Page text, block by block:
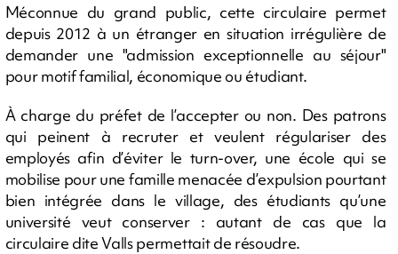
Méconnue du grand public, cette circulaire permet
depuis 2012 à un étranger en situation irrégulière de
demander une "admission exceptionnelle au séjour"
pour motif familial, économique ou étudiant.
À charge du préfet de l’accepter ou non. Des patrons
qui peinent à recruter et veulent régulariser des
employés afin d’éviter le turn-over, une école qui se
mobilise pour une famille menacée d’expulsion pourtant
bien intégrée dans le village, des étudiants qu’une
université veut conserver : autant de cas que la
circulaire dite Valls permettait de résoudre.